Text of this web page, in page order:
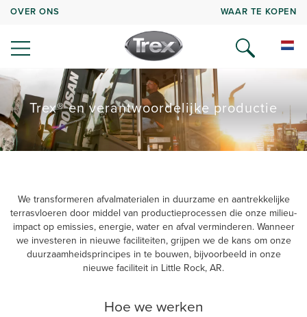
OVER ONS WAAR TE KOPEN
Trex® en verantwoordelijke productie
We transformeren afvalmaterialen in duurzame en aantrekkelijke
terrasvloeren door middel van productieprocessen die onze milieu-
impact op emissies, energie, water en afval verminderen. Wanneer
we investeren in nieuwe faciliteiten, grijpen we de kans om onze
duurzaamheidsprincipes in te bouwen, bijvoorbeeld in onze
nieuwe faciliteit in Little Rock, AR.
Hoe we werken